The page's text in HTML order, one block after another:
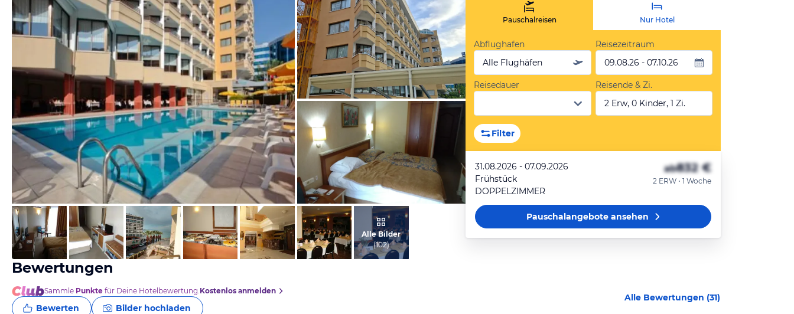
vom Hotelier, Mai 2012
von Hermann, November 2025
von Hermann, Januar 2019
Alle Bilder
(102)
Pauschalreisen Nur Hotel
Abflughafen
Alle Flughäfen
Reisezeitraum
09.08.26 - 07.10.26
Reisedauer
Reisende & Zi.
2 Erw, 0 Kinder, 1 Zi.
Filter
31.08.2026 - 07.09.2026
Frühstück
DOPPELZIMMER
ab832 €
2 ERW • 1 Woche
Pauschalangeboteansehen
Bewertungen
Sammle Punkte für Deine Hotelbewertung.Kostenlos anmelden
Bewerten Bilder hochladen
Alle Bewertungen (31)